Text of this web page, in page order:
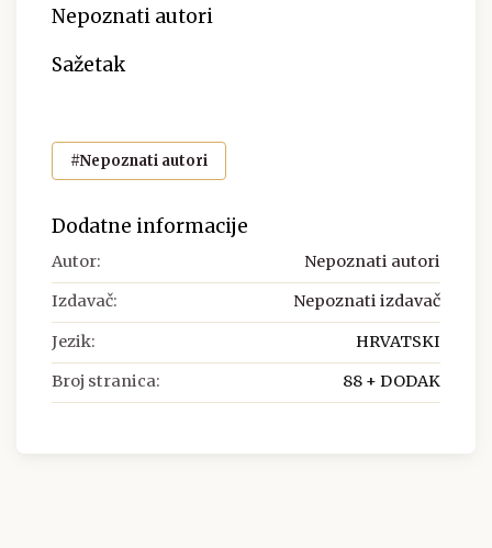
Nepoznati autori
Sažetak
#Nepoznati autori
Dodatne informacije
Autor: Nepoznati autori
Izdavač: Nepoznati izdavač
Jezik: HRVATSKI
Broj stranica: 88 + DODAK